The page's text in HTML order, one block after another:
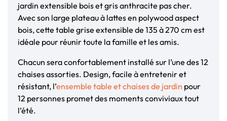
jardin extensible bois et gris anthracite pas cher.
Avec son large plateau à lattes en polywoodaspect
bois, cette table grise extensible de 135 à 270 cm est
idéale pour réunir toute la famille et les amis.
Chacun sera confortablement installé sur l’une des 12
chaises assorties. Design, facile à entretenir et
résistant, l’ensemble table et chaises de jardin pour
12 personnes promet des moments conviviaux tout
l’été.